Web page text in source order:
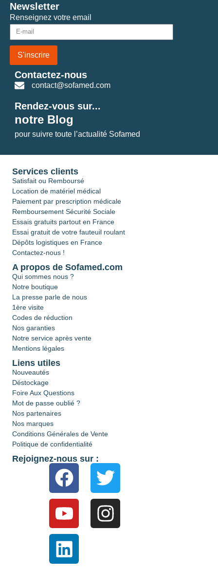
Renseignez votre email
S'inscrire
Newsletter
Contactez-nous
contact@sofamed.com
Rendez-vous sur...
notre Blog
pour suivre toute l’actualité Sofamed
Services clients
Satisfait ou Remboursé
Location de matériel médical
Paiement par prescription médicale
Remboursement Sécurité Sociale
Essais gratuits partout en France
Essai gratuit de votre fauteuil roulant
Dépôts logistiques en France
Contactez-nous !
A propos de Sofamed.com
Qui sommes nous ?
Notre boutique
La presse parle de nous
1ère visite
Codes de réduction
Nos garanties
Notre service après vente
Mentions légales
Liens utiles
Nouveautés
Déstockage
Foire Aux Questions
Mot de passe oublié ?
Nos partenaires
Nos marques
Conditions Générales de Vente
Politique de confidentialité
Rejoignez-nous sur :